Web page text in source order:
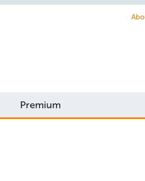
Premium